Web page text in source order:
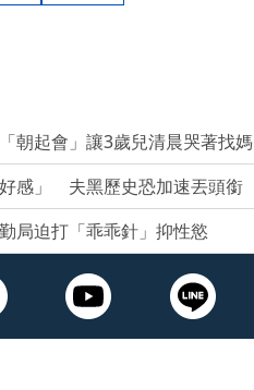
朝起會」讓3歲兒清晨哭著找媽
感」 夫黑歷史恐加速丟頭銜
局迫打「乖乖針」抑性慾